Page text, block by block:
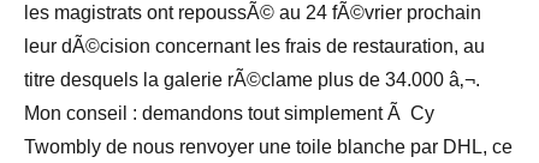
les magistrats ont repoussÃ© au 24 fÃ©vrier prochain
leur dÃ©cision concernant les frais de restauration, au
titre desquels la galerie rÃ©clame plus de 34.000 â‚¬.
Mon conseil : demandons tout simplement Ã Cy
Twombly de nous renvoyer une toile blanche par DHL, ce